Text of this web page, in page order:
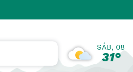
SÁB, 08
31°